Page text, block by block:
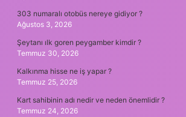
303 numaralı otobüs nereye gidiyor ?
Ağustos 3, 2026
Şeytanı ılk goren peygamber kimdir ?
Temmuz 30, 2026
Kalkınma hisse ne iş yapar ?
Temmuz 25, 2026
Kart sahibinin adı nedir ve neden önemlidir ?
Temmuz 24, 2026